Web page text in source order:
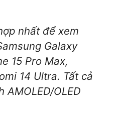
nhất để xem
Galaxy
15 Pro Max,
14 Ultra. Tất cả
AMOLED/OLED